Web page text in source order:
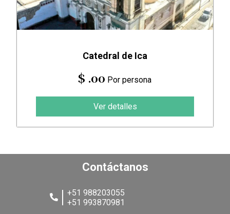
Catedral de Ica
$ .00 Por persona
Ver detalles
Contáctanos
+51 988203055
+51 993870981